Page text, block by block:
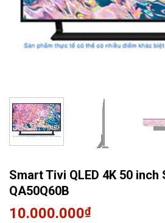
Quạt
Smart Tivi QLED 4K 50 inch
QA50Q60B
10.000.000₫